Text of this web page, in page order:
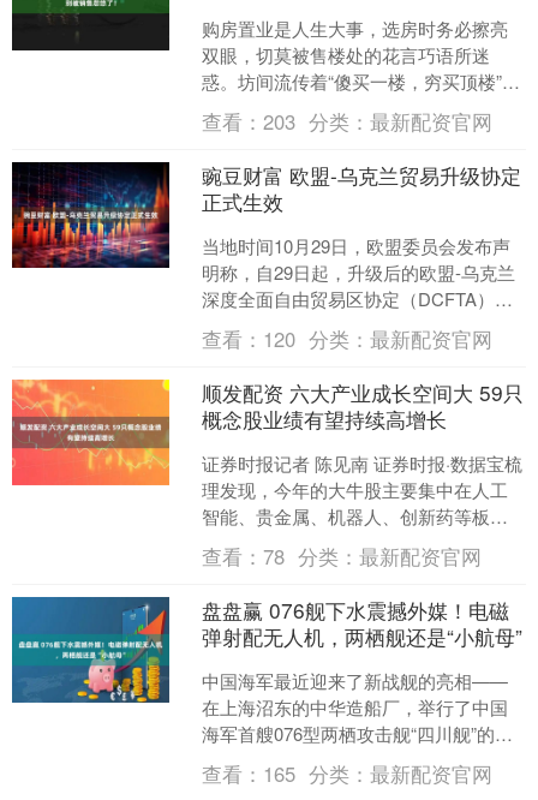
购房置业是人生大事，选房时务必擦亮
双眼，切莫被售楼处的花言巧语所迷
惑。坊间流传着“傻买一楼，穷买顶楼”的
说法，并非空穴来风，其中大有学问。
今天，就为大家揭开房产....
查看：203 分类：最新配资官网
豌豆财富 欧盟-乌克兰贸易升级协定
正式生效
当地时间10月29日，欧盟委员会发布声
明称，自29日起，升级后的欧盟-乌克兰
深度全面自由贸易区协定（DCFTA）正
式生效。升级后的协定限制了欧盟对敏
感农产品的进....
查看： 120 分类：最新配资官网
顺发配资 六大产业成长空间大 59只
概念股业绩有望持续高增长
证券时报记者 陈见南 证券时报·数据宝梳
理发现，今年的大牛股主要集中在人工
智能、贵金属、机器人、创新药等板
块。可以看到，这其中不少题材与未来
科技产业息息相关。 ....
查看：78 分类：最新配资官网
盘盘赢 076舰下水震撼外媒！电磁
弹射配无人机，两栖舰还是“小航母”
中国海军最近迎来了新战舰的亮相——
在上海沼东的中华造船厂，举行了中国
海军首艘076型两栖攻击舰“四川舰”的下
水仪式。伴随着香槟瓶的打碎和彩带飞
舞，四川舰正式开启....
查看： 165 分类：最新配资官网